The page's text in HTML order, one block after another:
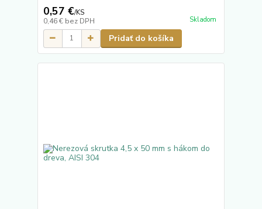
0,57 €/KS
0,46 € bez DPH Skladom
Pridať do košíka